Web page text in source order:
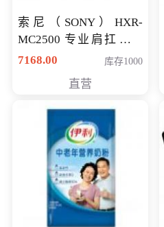
索尼（SONY）HXR-
MC2500 专业肩扛式存
储卡全高清摄录一体机
清入门级摄像机
7168.00 库存1000
直营